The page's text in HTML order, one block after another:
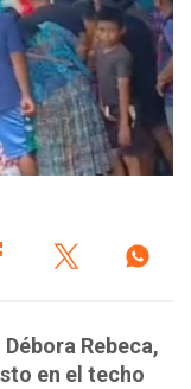
Rebeca,
en el techo